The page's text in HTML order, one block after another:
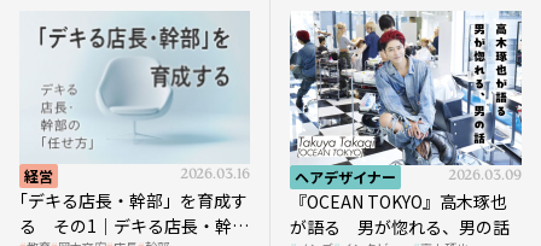
経営 2026.03.16
｢デキる店長・幹部」を育成す
る その1｜デキる店長・幹部
ヘアデザイナー 2026.03.09
『OCEAN TOKYO』高木琢也
が語る 男が惚れる、男の話